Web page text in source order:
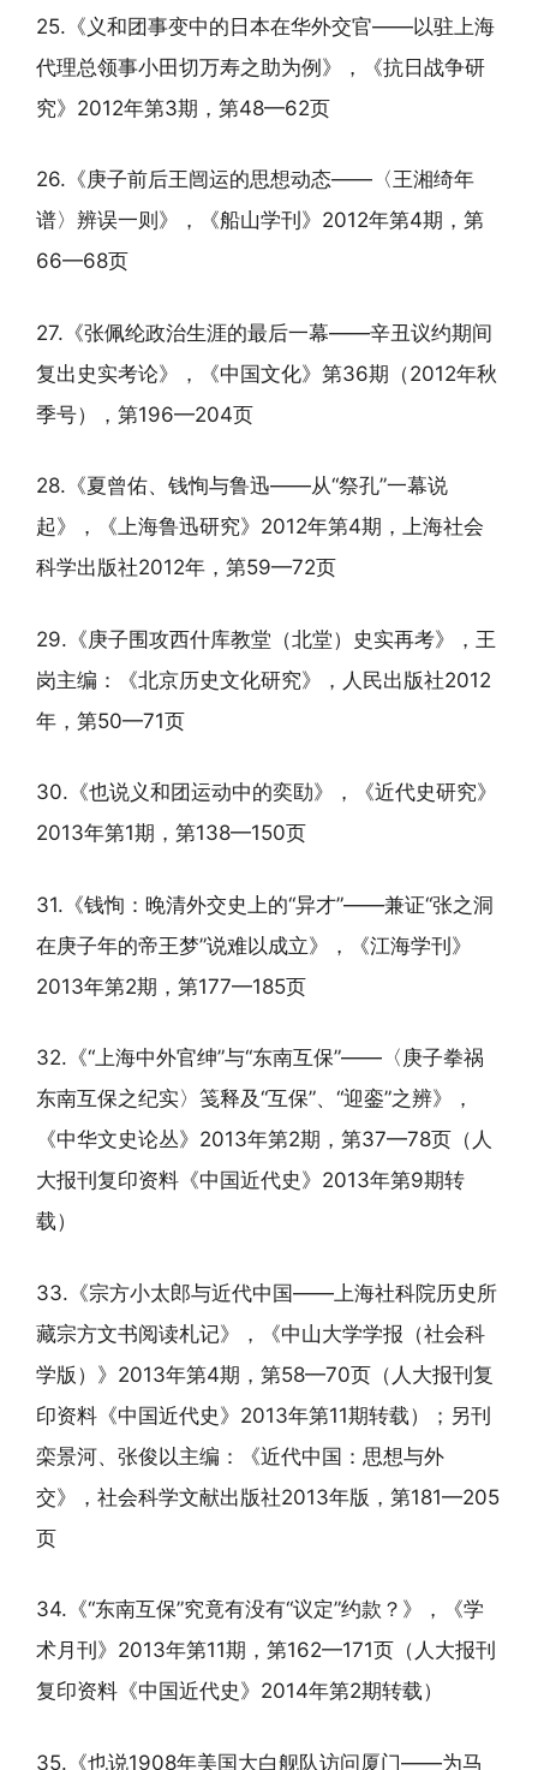
25.《义和团事变中的日本在华外交官——以驻上海
代理总领事小田切万寿之助为例》，《抗日战争研
究》2012年第3期，第48—62页
26.《庚子前后王闿运的思想动态——〈王湘绮年
谱〉辨误一则》，《船山学刊》2012年第4期，第
66—68页
27.《张佩纶政治生涯的最后一幕——辛丑议约期间
复出史实考论》，《中国文化》第36期（2012年秋
季号），第196—204页
28.《夏曾佑、钱恂与鲁迅——从“祭孔”一幕说
起》，《上海鲁迅研究》2012年第4期，上海社会
科学出版社2012年，第59—72页
29.《庚子围攻西什库教堂（北堂）史实再考》，王
岗主编：《北京历史文化研究》，人民出版社2012
年，第50—71页
30.《也说义和团运动中的奕劻》，《近代史研究》
2013年第1期，第138—150页
31.《钱恂：晚清外交史上的“异才”——兼证“张之洞
在庚子年的帝王梦”说难以成立》，《江海学刊》
2013年第2期，第177—185页
32.《“上海中外官绅”与“东南互保”——〈庚子拳祸
东南互保之纪实〉笺释及“互保”、“迎銮”之辨》，
《中华文史论丛》2013年第2期，第37—78页（人
大报刊复印资料《中国近代史》2013年第9期转
载）
33.《宗方小太郎与近代中国——上海社科院历史所
藏宗方文书阅读札记》，《中山大学学报（社会科
学版）》2013年第4期，第58—70页（人大报刊复
印资料《中国近代史》2013年第11期转载）；另刊
栾景河、张俊以主编：《近代中国：思想与外
交》，社会科学文献出版社2013年版，第181—205
页
34.《“东南互保”究竟有没有“议定”约款？》，《学
术月刊》2013年第11期，第162—171页（人大报刊
复印资料《中国近代史》2014年第2期转载）
35.《也说1908年美国大白舰队访问厦门——为马